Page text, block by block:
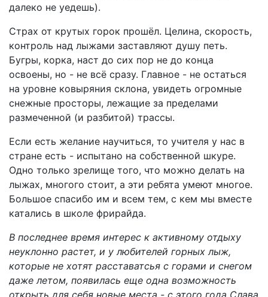
далеко не уедешь).
Страх от крутых горок прошёл. Целина, скорость,
контроль над лыжами заставляют душу петь.
Бугры, корка, наст до сих пор не до конца
освоены, но - не всё сразу. Главное - не остаться
на уровне ковыряния склона, увидеть огромные
снежные просторы, лежащие за пределами
размеченной (и разбитой) трассы.
Если есть желание научиться, то учителя у нас в
стране есть - испытано на собственной шкуре.
Одно только зрелище того, что можно делать на
лыжах, многого стоит, а эти ребята умеют многое.
Большое спасибо им и всем тем, с кем мы вместе
катались в школе фрирайда.
В последнее время интерес к активному отдыху
неуклонно растет, и у любителей горных лыж,
которые не хотят расставатсья с горами и снегом
даже летом, появилась еще одна возможность